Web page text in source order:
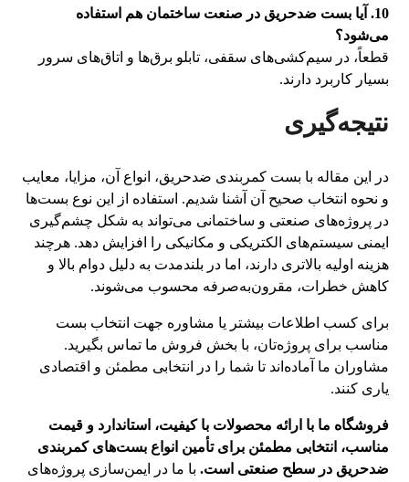
10. آیا بست ضدحریق در صنعت ساختمان هم استفاده
می‌شود؟
قطعاً، در سیم‌کشی‌های سقفی، تابلو برق‌ها و اتاق‌های سرور
بسیار کاربرد دارند.
نتیجه‌گیری
در این مقاله با بست کمربندی ضدحریق، انواع آن، مزایا، معایب
و نحوه انتخاب صحیح آن آشنا شدیم. استفاده از این نوع بست‌ها
در پروژه‌های صنعتی و ساختمانی می‌تواند به شکل چشم‌گیری
ایمنی سیستم‌های الکتریکی و مکانیکی را افزایش دهد. هرچند
هزینه اولیه بالاتری دارند، اما در بلندمدت به دلیل دوام بالا و
کاهش خطرات، مقرون‌به‌صرفه محسوب می‌شوند.
برای کسب اطلاعات بیشتر یا مشاوره جهت انتخاب بست
مناسب برای پروژه‌تان، با بخش فروش ما تماس بگیرید.
مشاوران ما آماده‌اند تا شما را در انتخابی مطمئن و اقتصادی
یاری کنند.
فروشگاه ما با ارائه محصولات با کیفیت، استاندارد و قیمت
مناسب، انتخابی مطمئن برای تأمین انواع بست‌های کمربندی
ضدحریق در سطح صنعتی است. با ما در ایمن‌سازی پروژه‌های